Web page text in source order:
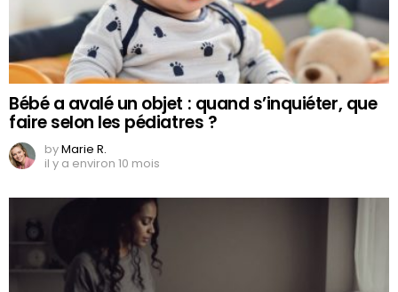
Bébé a avalé un objet : quand s’inquiéter, que
faire selon les pédiatres ?
byMarie R.
il y a environ 10 mois